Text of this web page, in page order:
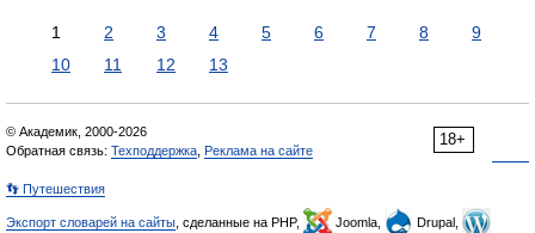
1 2 3 4 5 6 7 8
9
10
11 12 13
18+
© Академик, 2000-2026
Обратная связь: Техподдержка Реклама на сайте
👣 Путешествия
Экспорт словарей на сайты , сделанные на PHP, Joomla,
Drupal,